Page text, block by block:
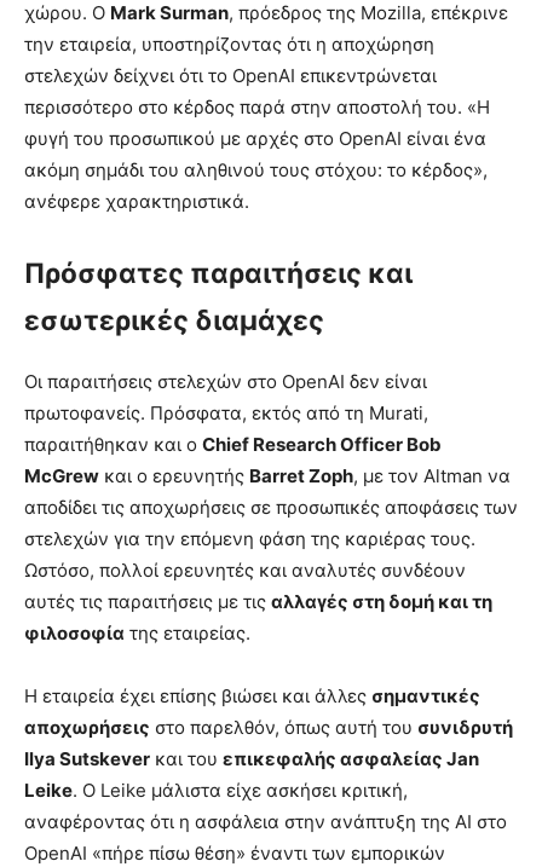
χώρου. Ο Mark Surman, πρόεδρος της Mozilla, επέκρινε
την εταιρεία, υποστηρίζοντας ότι η αποχώρηση
στελεχών δείχνει ότι το OpenAI επικεντρώνεται
περισσότερο στο κέρδος παρά στην αποστολή του. «Η
φυγή του προσωπικού με αρχές στο OpenAI είναι ένα
ακόμη σημάδι του αληθινού τους στόχου: το κέρδος»,
ανέφερε χαρακτηριστικά.
Πρόσφατες παραιτήσεις και
εσωτερικές διαμάχες
Οι παραιτήσεις στελεχών στο OpenAI δεν είναι
πρωτοφανείς. Πρόσφατα, εκτός από τη Murati,
παραιτήθηκαν και ο Chief Research Officer Bob
McGrew και ο ερευνητής Barret Zoph, με τον Altman να
αποδίδει τις αποχωρήσεις σε προσωπικές αποφάσεις των
στελεχών για την επόμενη φάση της καριέρας τους.
Ωστόσο, πολλοί ερευνητές και αναλυτές συνδέουν
αυτές τις παραιτήσεις με τις αλλαγές στη δομή και τη
φιλοσοφία της εταιρείας.
Η εταιρεία έχει επίσης βιώσει και άλλες σημαντικές
αποχωρήσεις στο παρελθόν, όπως αυτή του συνιδρυτή
Ilya Sutskever και του επικεφαλής ασφαλείας Jan
Leike. Ο Leike μάλιστα είχε ασκήσει κριτική,
αναφέροντας ότι η ασφάλεια στην ανάπτυξη της AI στο
OpenAI «πήρε πίσω θέση» έναντι των εμπορικών